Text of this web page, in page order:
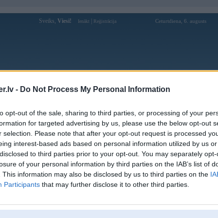
- Do Not Process My Personal Information
opt-out of the sale, sharing to third parties, or processing of your
for targeted advertising by us, please use the below opt-out
selection. Please note that after your opt-out request is processed
interest-based ads based on personal information utilized by us
to third parties prior to your opt-out. You may separately
of your personal information by third parties on the IAB’s list of
This information may also be disclosed by us to third parties on the
Participants that may further disclose it to other third parties.
Sveiks, Viesi! Ienākt Reģistrācija Ceturtdiena, 6. augusts
Forums Galerijas Reģistrācija Lietotāji
Lietotāja u7158com profils
Lietotājvārds:
u7158com
Ziņojumi forumā:
0
Pēdējie ziņojumi forumā